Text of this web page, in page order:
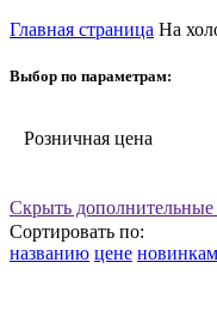
Главная страница На
Выбор по параметрам:
Розничная цена
Скрыть
Сортировать по:
названию цене новинкам